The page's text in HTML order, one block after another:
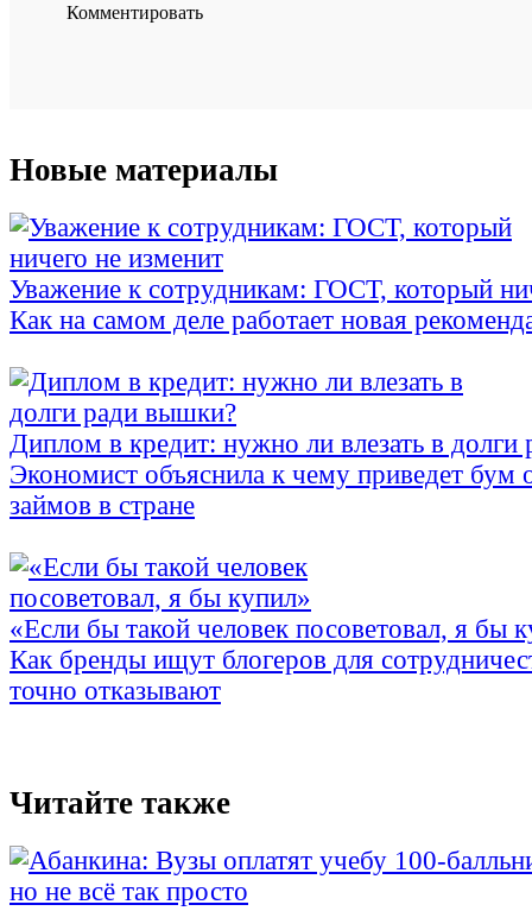
Комментировать
Новые материалы
Уважение к сотрудникам: ГОСТ, который
Как на самом деле работает новая
Диплом в кредит: нужно ли влезать в
Экономист объяснила к чему приведет бум
займов в стране
«Если бы такой человек посоветовал, я бы
Как бренды ищут блогеров для
точно отказывают
Читайте также